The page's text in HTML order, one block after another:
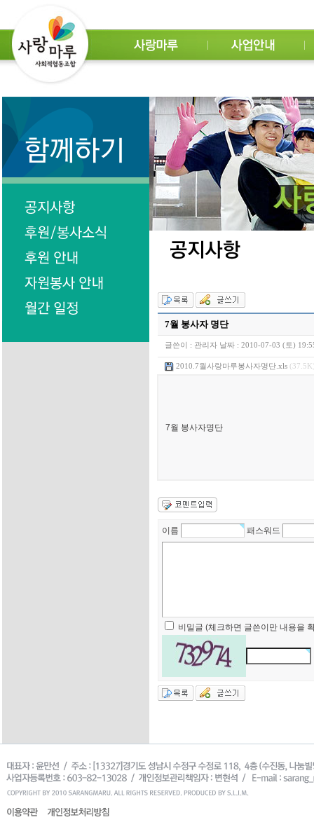
7월 봉사자 명단
글쓴이 : 관리자 날짜 : 2010-07-03 (토)
2010.7월사랑마루봉사자명단.xls
7월 봉사자명단
이름 패스워드
비밀글 (체크하면 글쓴이만 내용을